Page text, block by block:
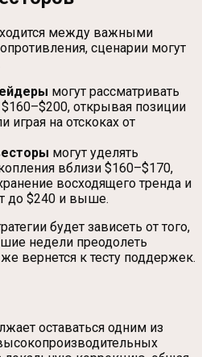
между важными
сценарии могут
могут рассматривать
открывая позиции
играя на отскоках от
могут уделять
вблизи $160–$170,
восходящего тренда и
до $240 и выше.
будет зависеть от того,
недели преодолеть
вернется к тесту поддержек.
оставаться одним из